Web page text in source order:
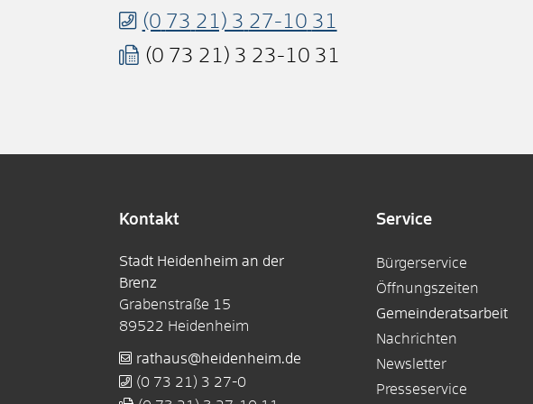
(0 73 21) 3 27-10 31
(0 73 21) 3 23-10 31
Kontakt
Stadt Heidenheim an der
Brenz
Grabenstraße 15
89522 Heidenheim
rathaus@heidenheim.de
(0 73 21) 3 27-0
Service
Bürgerservice
Öffnungszeiten
Gemeinderatsarbeit
Nachrichten
Newsletter
Presseservice